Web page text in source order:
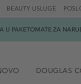
BEAUTY USLUGE
PAKETOMATE ZA
DOUGLAS